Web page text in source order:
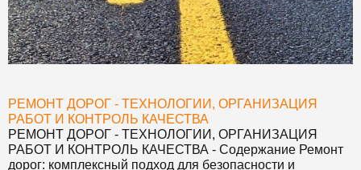
РЕМОНТ ДОРОГ - ТЕХНОЛОГИИ, ОРГАНИЗАЦИЯ
РАБОТ И КОНТРОЛЬ КАЧЕСТВА
РЕМОНТ ДОРОГ - ТЕХНОЛОГИИ, ОРГАНИЗАЦИЯ
РАБОТ И КОНТРОЛЬ КАЧЕСТВА - Содержание Ремонт
дорог: комплексный подход для безопасности и